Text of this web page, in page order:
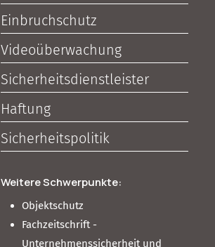
Einbruchschutz
Videoüberwachung
Sicherheitsdienstleister
Haftung
Sicherheitspolitik
Weitere Schwerpunkte:
Objektschutz
Fachzeitschrift -
Unternehmenssicherheit und